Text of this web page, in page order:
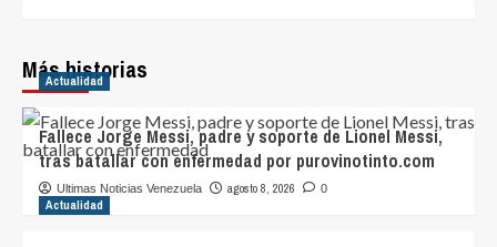
Más historias
Actualidad
Fallece Jorge Messi, padre y soporte de Lionel Messi,
tras batallar con enfermedad por purovinotinto.com
Ultimas Noticias Venezuela agosto 8, 2026 0
Actualidad